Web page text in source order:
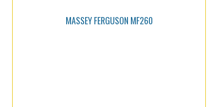
MASSEY FERGUSON MF260